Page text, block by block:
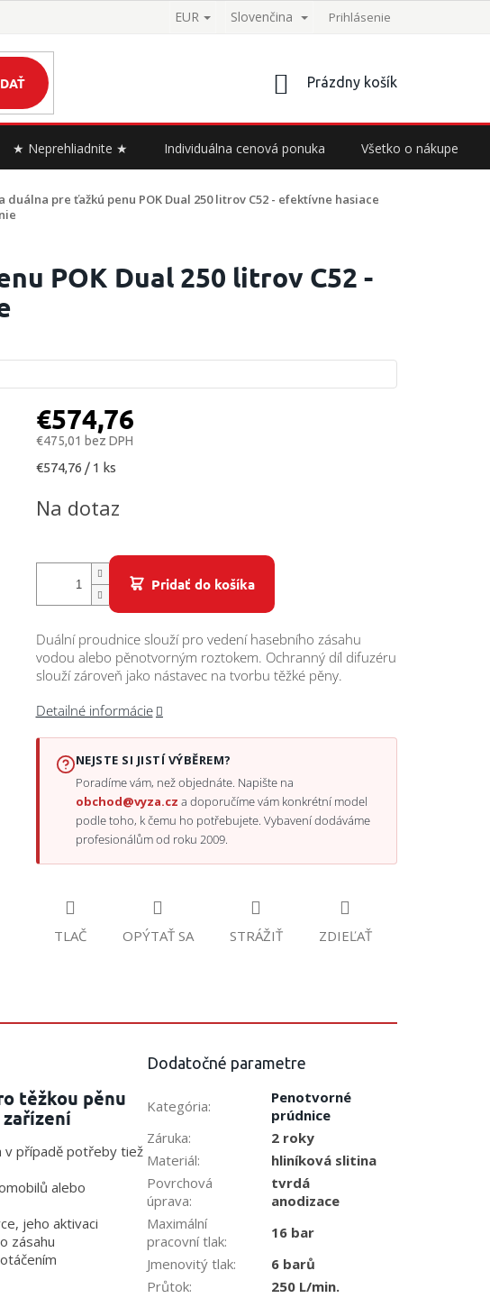
EUR Slovenčina Prihlásenie
NÁKUPNÝ
Prázdny košík
★ Neprehliadnite ★ Individuálna cenová ponuka Všetko o nákupe
duálna pre ťažkú penu POK Dual 250 litrov C52 - efektívne hasiace
POK Dual 250 litrov C52 -
€574,76
€475,01 bez DPH
Jednotková
€574,76 / 1 ks
Na dotaz
Pridať do košíka
Duální proudnice slouží pro vedení hasebního zásahu
vodou alebo pěnotvorným roztokem. Ochranný díl difuzéru
slouží zároveň jako nástavec na tvorbu těžké pěny.
Detailné informácie
NEJSTE SI JISTÍ VÝBĚREM?
Poradíme vám, než objednáte. Napište na
obchod@vyza.cz a doporučíme vám konkrétní model
podle toho, k čemu ho potřebujete. Vybavení dodáváme
profesionálům od roku 2009.
TLAČ OPÝTAŤ SA STRÁŽIŤ ZDIEĽAŤ
těžkou pěnu
v případě potřeby tiež
alebo
jeho aktivaci
zásahu
Dodatočné parametre
Kategória:
Penotvorné
prúdnice
Záruka:
2 roky
Materiál:
hliníková slitina
Povrchová
úprava:
tvrdá
anodizace
Maximální
pracovní tlak:
16 bar
Jmenovitý tlak:
6 barů
Průtok:
250 L/min.